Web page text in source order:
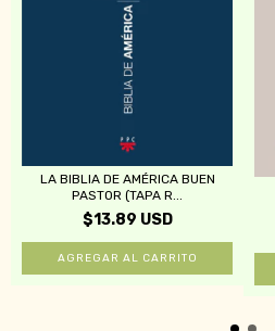
LA BIBLIA DE AMÉRICA BUEN
PASTOR (TAPA R...
$13.89 USD